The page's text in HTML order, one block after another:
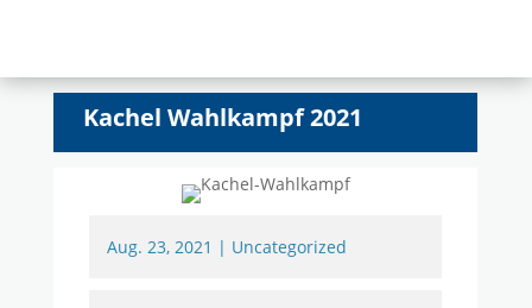
Kachel Wahlkampf 2021
Aug. 23, 2021 | Uncategorized